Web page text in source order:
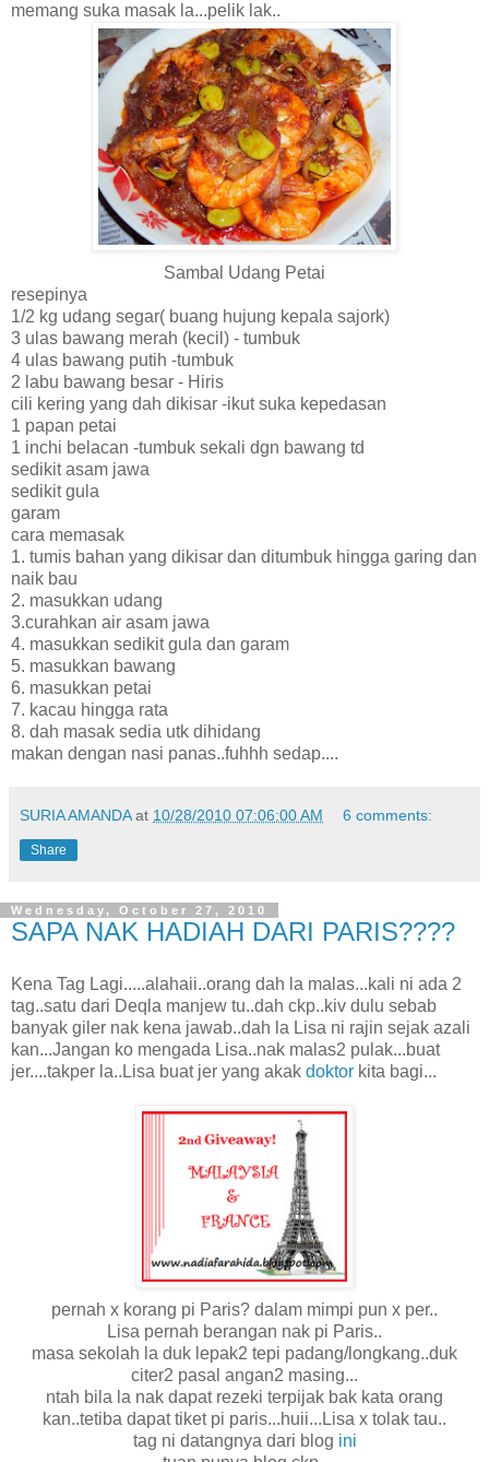
memang suka masak la...pelik lak..
Sambal Udang Petai
resepinya
1/2 kg udang segar( buang hujung kepala sajork)
3 ulas bawang merah (kecil) - tumbuk
4 ulas bawang putih -tumbuk
2 labu bawang besar - Hiris
cili kering yang dah dikisar -ikut suka kepedasan
1 papan petai
1 inchi belacan -tumbuk sekali dgn bawang td
sedikit asam jawa
sedikit gula
garam
cara memasak
1. tumis bahan yang dikisar dan ditumbuk hingga garing dan
naik bau
2. masukkan udang
3.curahkan air asam jawa
4. masukkan sedikit gula dan garam
5. masukkan bawang
6. masukkan petai
7. kacau hingga rata
8. dah masak sedia utk dihidang
makan dengan nasi panas..fuhhh sedap....
SURIA AMANDA at 10/28/2010 07:06:00 AM 6 comments:
Share
Wednesday, October 27, 2010
SAPA NAK HADIAH DARI PARIS????
Kena Tag Lagi.....alahaii..orang dah la malas...kali ni ada 2
tag..satu dari Deqla manjew tu..dah ckp..kiv dulu sebab
banyak giler nak kena jawab..dah la Lisa ni rajin sejak azali
kan...Jangan ko mengada Lisa..nak malas2 pulak...buat
jer....takper la..Lisa buat jer yang akak doktor kita bagi...
pernah x korang pi Paris? dalam mimpi pun x per..
Lisa pernah berangan nak pi Paris..
masa sekolah la duk lepak2 tepi padang/longkang..duk
citer2 pasal angan2 masing...
ntah bila la nak dapat rezeki terpijak bak kata orang
kan..tetiba dapat tiket pi paris...huii...Lisa x tolak tau..
tag ni datangnya dari blog ini